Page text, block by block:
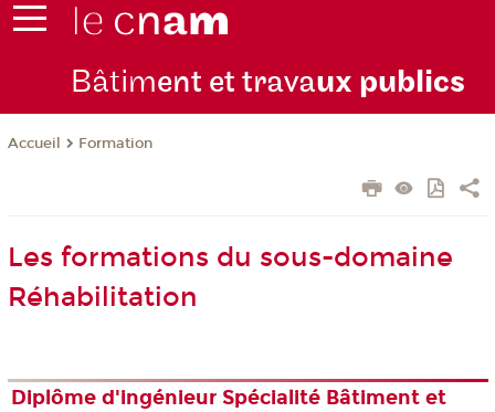
Bâtiment et travaux publics
Accueil Formation
Les formations du sous-domaine
Réhabilitation
Diplôme d'ingénieur Spécialité Bâtiment et